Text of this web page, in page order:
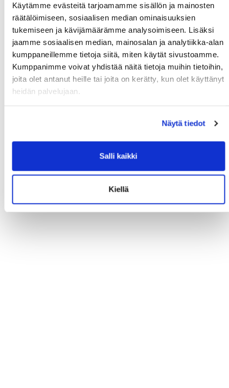
Käytämme evästeitä tarjoamamme sisällön ja mainosten
räätälöimiseen, sosiaalisen median ominaisuuksien
tukemiseen ja kävijämäärämme analysoimiseen. Lisäksi
jaamme sosiaalisen median, mainosalan ja analytiikka-alan
kumppaneillemme tietoja siitä, miten käytät sivustoamme.
Kumppanimme voivat yhdistää näitä tietoja muihin tietoihin,
joita olet antanut heille tai joita on kerätty, kun olet käyttänyt
heidän palvelujaan.
Näytä tiedot
Salli kaikki
Kiellä